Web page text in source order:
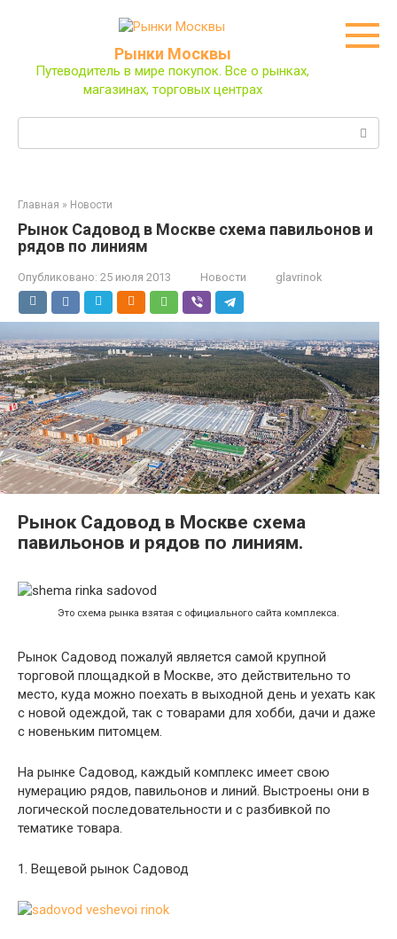
Рынки Москвы
Путеводитель в мире покупок. Все о рынках,
магазинах, торговых центрах
Главная » Новости
Рынок Садовод в Москве схема павильонов и
рядов по линиям
Опубликовано: 25 июля 2013 Новости glavrinok
Рынок Садовод в Москве схема
павильонов и рядов по линиям.
Это схема рынка взятая с официального сайта комплекса.
Рынок Садовод пожалуй является самой крупной
торговой площадкой в Москве, это действительно то
место, куда можно поехать в выходной день и уехать как
с новой одеждой, так с товарами для хобби, дачи и даже
с новеньким питомцем.
На рынке Садовод, каждый комплекс имеет свою
нумерацию рядов, павильонов и линий. Выстроены они в
логической последовательности и с разбивкой по
тематике товара.
1. Вещевой рынок Садовод